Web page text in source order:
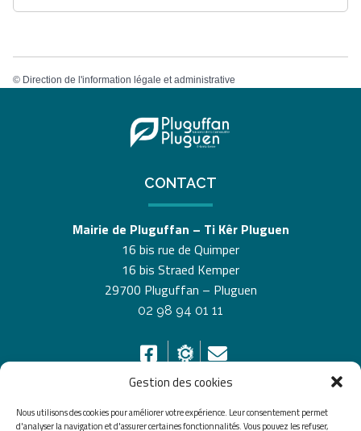
Gestion des cookies
Nous utilisons des cookies pour améliorer votre expérience. Leur consentement permet
d'analyser la navigation et d'assurer certaines fonctionnalités. Vous pouvez les refuser,
© Direction de l'information légale et administrative
CONTACT
Mairie de Pluguffan – Ti Kêr Pluguen
16 bis rue de Quimper
16 bis Straed Kemper
29700 Pluguffan – Pluguen
02 98 94 01 11
HORAIRES D’OUVERTURE